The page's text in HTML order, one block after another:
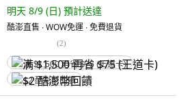
明天 8/9 (日) 預計送達
酷澎直售 ∙ WOW免運 ∙ 免費退貨
(2)
满 $1,500 再省 $75 (王道卡)
$2 酷澎幣回饋